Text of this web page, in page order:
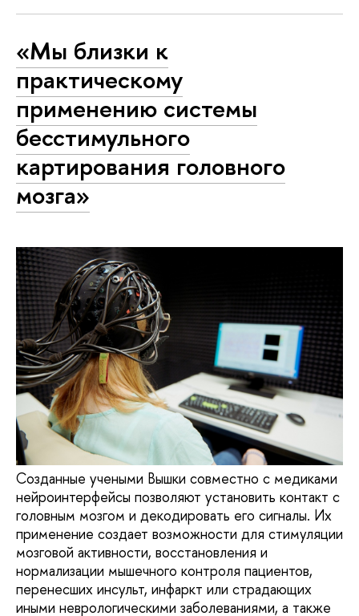
«Мы близки к
практическому
применению системы
бесстимульного
картирования головного
мозга»
Созданные учеными Вышки совместно с медиками
нейроинтерфейсы позволяют установить контакт с
головным мозгом и декодировать его сигналы. Их
применение создает возможности для стимуляции
мозговой активности, восстановления и
нормализации мышечного контроля пациентов,
перенесших инсульт, инфаркт или страдающих
иными неврологическими заболеваниями, а также